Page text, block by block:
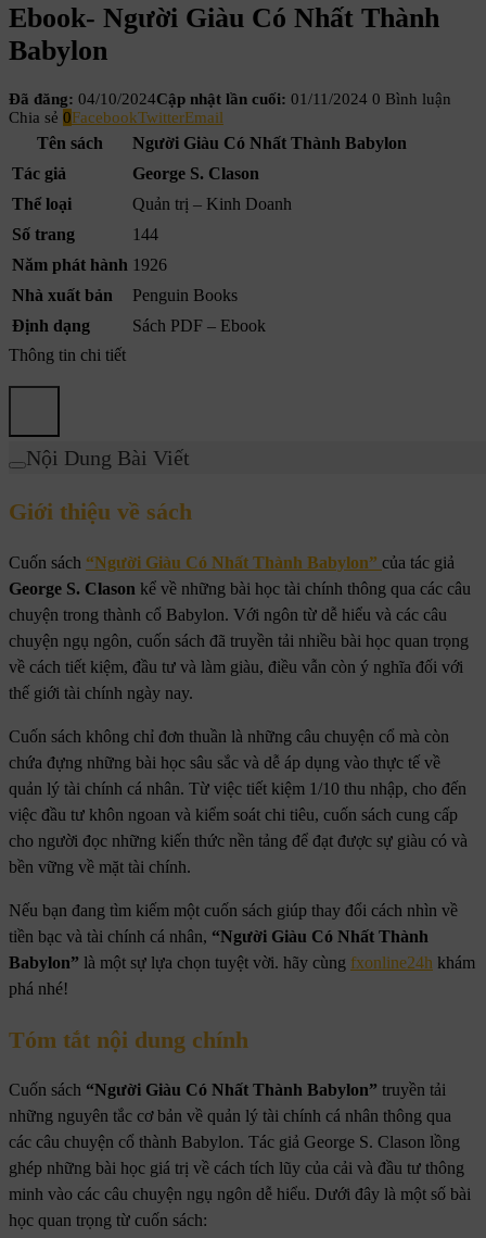
Ebook- Người Giàu Có Nhất Thành
Babylon
Đã đăng: 04/10/2024Cập nhật lần cuối: 01/11/2024 0 Bình luận
Chia sẻ 0FacebookTwitterEmail
Tên sách
Người Giàu Có Nhất Thành Babylon
Tác giả
George S. Clason
Thể loại
Quản trị – Kinh Doanh
Số trang
144
Năm phát hành 1926
Nhà xuất bản
Penguin Books
Định dạng
Sách PDF – Ebook
Thông tin chi tiết
Nội Dung Bài Viết
Giới thiệu về sách
Cuốn sách “Người Giàu Có Nhất Thành Babylon” của tác giả
George S. Clason kể về những bài học tài chính thông qua các câu
chuyện trong thành cổ Babylon. Với ngôn từ dễ hiểu và các câu
chuyện ngụ ngôn, cuốn sách đã truyền tải nhiều bài học quan trọng
về cách tiết kiệm, đầu tư và làm giàu, điều vẫn còn ý nghĩa đối với
thế giới tài chính ngày nay.
Cuốn sách không chỉ đơn thuần là những câu chuyện cổ mà còn
chứa đựng những bài học sâu sắc và dễ áp dụng vào thực tế về
quản lý tài chính cá nhân. Từ việc tiết kiệm 1/10 thu nhập, cho đến
việc đầu tư khôn ngoan và kiểm soát chi tiêu, cuốn sách cung cấp
cho người đọc những kiến thức nền tảng để đạt được sự giàu có và
bền vững về mặt tài chính.
Nếu bạn đang tìm kiếm một cuốn sách giúp thay đổi cách nhìn về
tiền bạc và tài chính cá nhân, “Người Giàu Có Nhất Thành
Babylon” là một sự lựa chọn tuyệt vời. hãy cùng fxonline24h khám
phá nhé!
Tóm tắt nội dung chính
Cuốn sách “Người Giàu Có Nhất Thành Babylon” truyền tải
những nguyên tắc cơ bản về quản lý tài chính cá nhân thông qua
các câu chuyện cổ thành Babylon. Tác giả George S. Clason lồng
ghép những bài học giá trị về cách tích lũy của cải và đầu tư thông
minh vào các câu chuyện ngụ ngôn dễ hiểu. Dưới đây là một số bài
học quan trọng từ cuốn sách: